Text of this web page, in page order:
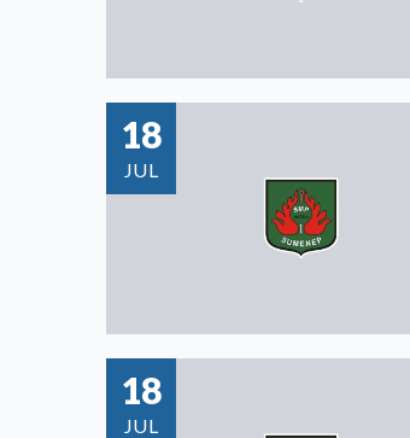
18
JUL
18
JUL